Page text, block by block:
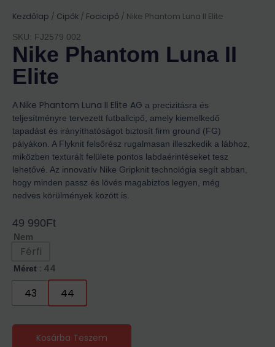
Kezdőlap / Cipők / Focicipő / Nike Phantom Luna II Elite
SKU: FJ2579 002
Nike Phantom Luna II
Elite
A Nike Phantom Luna II Elite AG a precizitásra és
teljesítményre tervezett futballcipő, amely kiemelkedő
tapadást és irányíthatóságot biztosít firm ground (FG)
pályákon. A Flyknit felsőrész rugalmasan illeszkedik a lábhoz,
miközben texturált felülete pontos labdaérintéseket tesz
lehetővé. Az innovatív Nike Gripknit technológia segít abban,
hogy minden passz és lövés magabiztos legyen, még
nedves körülmények között is.
49 990Ft
Nem
Férfi
Méret : 44
43 44
Kosárba Teszem